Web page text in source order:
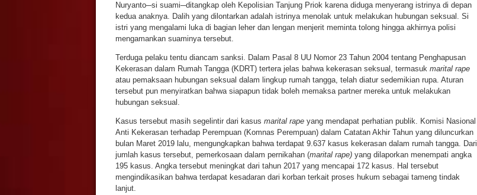
Nuryanto─si suami─ditangkap oleh Kepolisian Tanjung Priok karena diduga menyerang istrinya di depan
kedua anaknya. Dalih yang dilontarkan adalah istrinya menolak untuk melakukan hubungan seksual. Si
istri yang mengalami luka di bagian leher dan lengan menjerit meminta tolong hingga akhirnya polisi
mengamankan suaminya tersebut.
Terduga pelaku tentu diancam sanksi. Dalam Pasal 8 UU Nomor 23 Tahun 2004 tentang Penghapusan
Kekerasan dalam Rumah Tangga (KDRT) tertera jelas bahwa kekerasan seksual, termasuk marital rape
atau pemaksaan hubungan seksual dalam lingkup rumah tangga, telah diatur sedemikian rupa. Aturan
tersebut pun menyiratkan bahwa siapapun tidak boleh memaksa partner mereka untuk melakukan
hubungan seksual.
Kasus tersebut masih segelintir dari kasus marital rape yang mendapat perhatian publik. Komisi Nasional
Anti Kekerasan terhadap Perempuan (Komnas Perempuan) dalam Catatan Akhir Tahun yang diluncurkan
bulan Maret 2019 lalu, mengungkapkan bahwa terdapat 9.637 kasus kekerasan dalam rumah tangga. Dari
jumlah kasus tersebut, pemerkosaan dalam pernikahan (marital rape) yang dilaporkan menempati angka
195 kasus. Angka tersebut meningkat dari tahun 2017 yang mencapai 172 kasus. Hal tersebut
mengindikasikan bahwa terdapat kesadaran dari korban terkait proses hukum sebagai tameng tindak
lanjut.